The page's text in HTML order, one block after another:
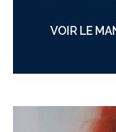
VOIR LE